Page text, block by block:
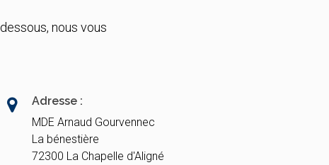
nous vous
Adresse :
MDE Arnaud Gourvennec
La bénestière
72300 La Chapelle d'Aligné